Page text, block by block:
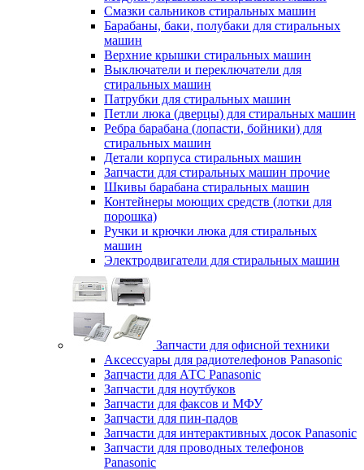
Смазки сальников стиральных машин
Барабаны, баки, полубаки для стиральных
машин
Верхние крышки стиральных машин
Выключатели и переключатели для
стиральных машин
Патрубки для стиральных машин
Петли люка (дверцы) для стиральных машин
Ребра барабана (лопасти, бойники) для
стиральных машин
Детали корпуса стиральных машин
Запчасти для стиральных машин прочие
Шкивы барабана стиральных машин
Контейнеры моющих средств (лотки для
порошка)
Ручки и крючки люка для стиральных
машин
Электродвигатели для стиральных машин
Запчасти для офисной техники
Аксессуары для радиотелефонов Panasonic
Запчасти для АТС Panasonic
Запчасти для ноутбуков
Запчасти для факсов и МФУ
Запчасти для пин-падов
Запчасти для интерактивных досок Panasonic
Запчасти для проводных телефонов
Panasonic